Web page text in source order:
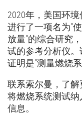
2020年，美国环
进行了一项名为"
放量"的综合研究
试的参考分析仪
证明是"测量燃烧
联系索尔曼，了
将燃烧系统测试
信息。